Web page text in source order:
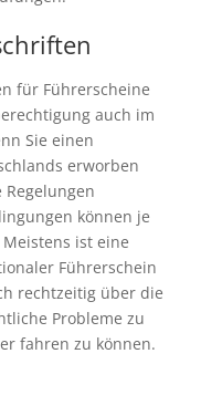
für Führerscheine
auch im
Sie einen
erworben
können je
ist eine
Führerschein
rechtzeitig über die
Probleme zu
fahren zu können.